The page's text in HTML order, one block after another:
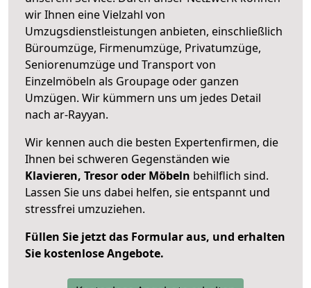
wir Ihnen eine Vielzahl von
Umzugsdienstleistungen anbieten, einschließlich
Büroumzüge, Firmenumzüge, Privatumzüge,
Seniorenumzüge und Transport von
Einzelmöbeln als Groupage oder ganzen
Umzügen. Wir kümmern uns um jedes Detail
nach ar-Rayyan.
Wir kennen auch die besten Expertenfirmen, die
Ihnen bei schweren Gegenständen wie
Klavieren, Tresor oder Möbeln behilflich sind.
Lassen Sie uns dabei helfen, sie entspannt und
stressfrei umzuziehen.
Füllen Sie jetzt das Formular aus, und erhalten
Sie kostenlose Angebote.